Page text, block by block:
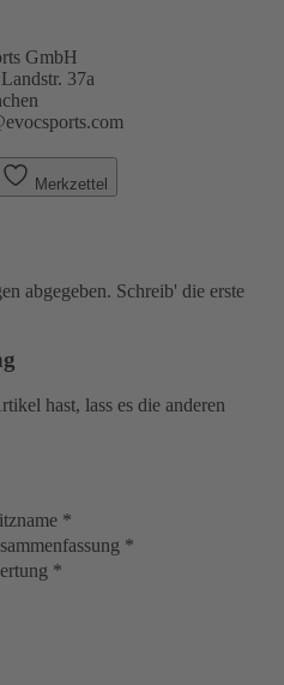
GmbH
37a
Merkzettel
abgegeben. Schreib' die erste
hast, lass es die anderen
*
*
*